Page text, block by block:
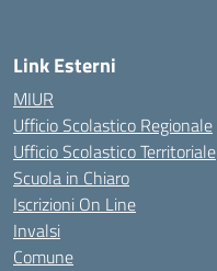
Link Esterni
MIUR
Ufficio Scolastico Regionale
Ufficio Scolastico Territoriale
Scuola in Chiaro
Iscrizioni On Line
Invalsi
Comune